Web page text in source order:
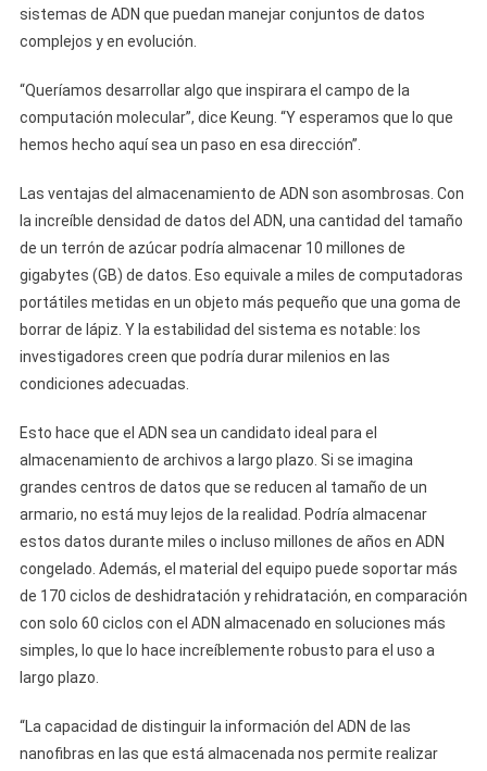
sistemas de ADN que puedan manejar conjuntos de datos
complejos y en evolución.
“Queríamos desarrollar algo que inspirara el campo de la
computación molecular”, dice Keung. “Y esperamos que lo que
hemos hecho aquí sea un paso en esa dirección”.
Las ventajas del almacenamiento de ADN son asombrosas. Con
la increíble densidad de datos del ADN, una cantidad del tamaño
de un terrón de azúcar podría almacenar 10 millones de
gigabytes (GB) de datos. Eso equivale a miles de computadoras
portátiles metidas en un objeto más pequeño que una goma de
borrar de lápiz. Y la estabilidad del sistema es notable: los
investigadores creen que podría durar milenios en las
condiciones adecuadas.
Esto hace que el ADN sea un candidato ideal para el
almacenamiento de archivos a largo plazo. Si se imagina
grandes centros de datos que se reducen al tamaño de un
armario, no está muy lejos de la realidad. Podría almacenar
estos datos durante miles o incluso millones de años en ADN
congelado. Además, el material del equipo puede soportar más
de 170 ciclos de deshidratación y rehidratación, en comparación
con solo 60 ciclos con el ADN almacenado en soluciones más
simples, lo que lo hace increíblemente robusto para el uso a
largo plazo.
“La capacidad de distinguir la información del ADN de las
nanofibras en las que está almacenada nos permite realizar